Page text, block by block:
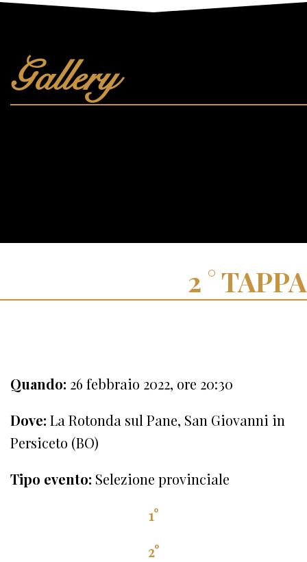
Gallery
TAPPA
Quando: 26 febbraio 2022, ore 20:30
Dove: La Rotonda sul Pane, San Giovanni in
Persiceto (BO)
Tipo evento: Selezione provinciale
1°
2°